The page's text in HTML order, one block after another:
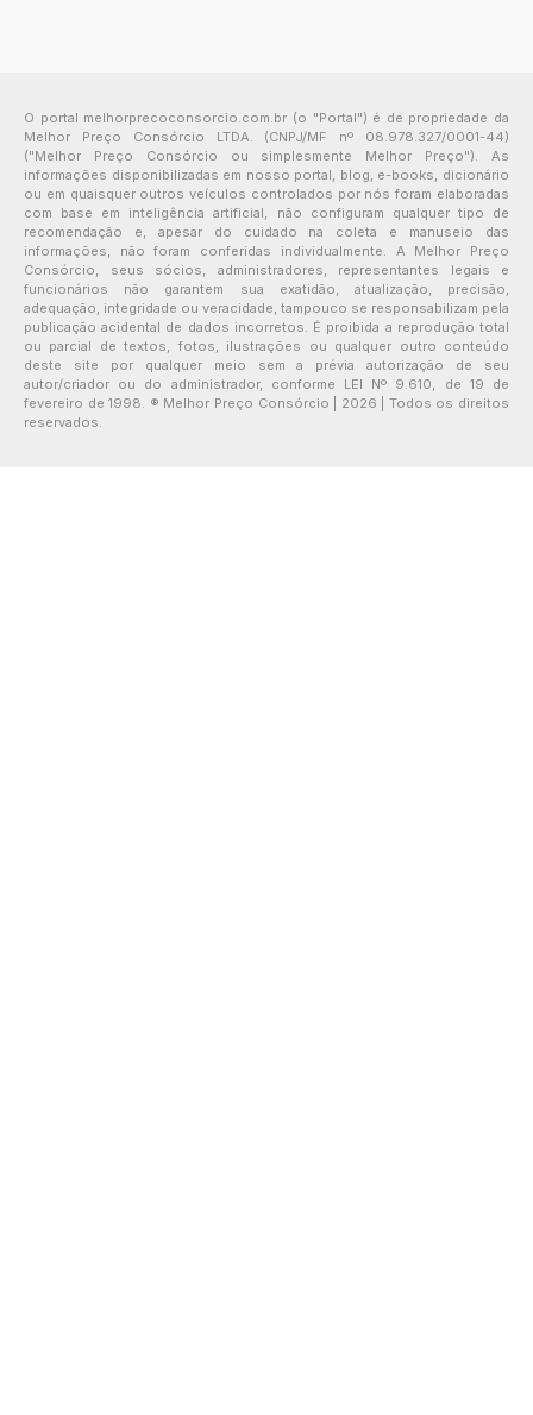
O portal melhorprecoconsorcio.com.br (o "Portal") é de propriedade da
Melhor Preço Consórcio LTDA. (CNPJ/MF nº 08.978.327/0001-44)
("Melhor Preço Consórcio ou simplesmente Melhor Preço"). As
informações disponibilizadas em nosso portal, blog, e-books, dicionário
ou em quaisquer outros veículos controlados por nós foram elaboradas
com base em inteligência artificial, não configuram qualquer tipo de
recomendação e, apesar do cuidado na coleta e manuseio das
informações, não foram conferidas individualmente. A Melhor Preço
Consórcio, seus sócios, administradores, representantes legais e
funcionários não garantem sua exatidão, atualização, precisão,
adequação, integridade ou veracidade, tampouco se responsabilizam pela
publicação acidental de dados incorretos. É proibida a reprodução total
ou parcial de textos, fotos, ilustrações ou qualquer outro conteúdo
deste site por qualquer meio sem a prévia autorização de seu
autor/criador ou do administrador, conforme LEI Nº 9.610, de 19 de
fevereiro de 1998. ® Melhor Preço Consórcio | 2026 | Todos os direitos
reservados.